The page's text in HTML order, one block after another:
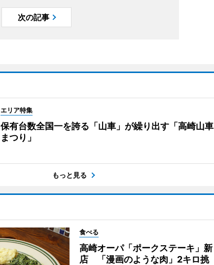
次の記事
エリア特集
保有台数全国一を誇る「山車」が繰り出す「高崎山車
まつり」
もっと見る
食べる
高崎オーパ「ポークステーキ」新
店 「漫画のような肉」2キロ挑